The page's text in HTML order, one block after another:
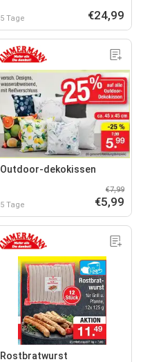
5 Tage €24,99
Outdoor-dekokissen
5 Tage
€7,99
€5,99
Rostbratwurst